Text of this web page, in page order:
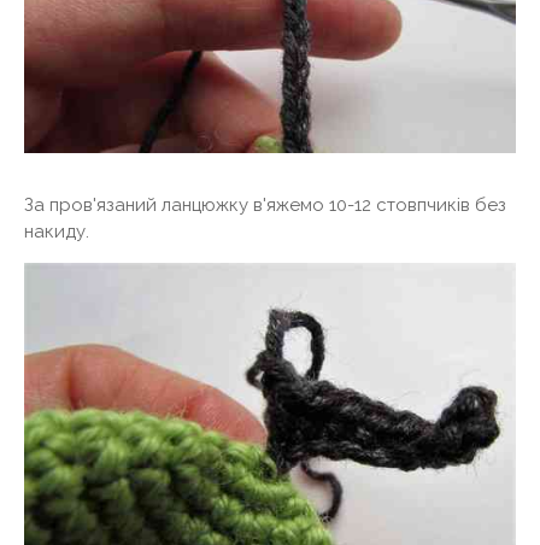
За пров'язаний ланцюжку в'яжемо 10-12 стовпчиків без
накиду.